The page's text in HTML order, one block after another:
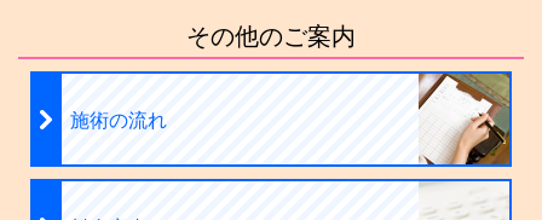
その他のご案内
施術の流れ